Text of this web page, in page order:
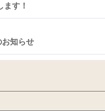
す！
お知らせ